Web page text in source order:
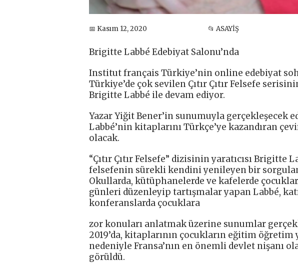
📅 Kasım 12, 2020 📂 ASAYİŞ
Brigitte Labbé Edebiyat Salonu’nda
Institut français Türkiye’nin online edebiyat
Türkiye’de çok sevilen Çıtır Çıtır Felsefe
Brigitte Labbé ile devam ediyor.
Yazar Yiğit Bener’in sunumuyla gerçekleşecek
Labbé’nin kitaplarını Türkçe’ye kazandıran
olacak.
“Çıtır Çıtır Felsefe” dizisinin yaratıcısı Brigitte
felsefenin sürekli kendini yenileyen bir
Okullarda, kütüphanelerde ve kafelerde çocuklar
günleri düzenleyip tartışmalar yapan Labbé,
konferanslarda çocuklara
zor konuları anlatmak üzerine sunumlar
2019’da, kitaplarının çocukların eğitim öğretim
nedeniyle Fransa’nın en önemli devlet nişanı
görüldü.